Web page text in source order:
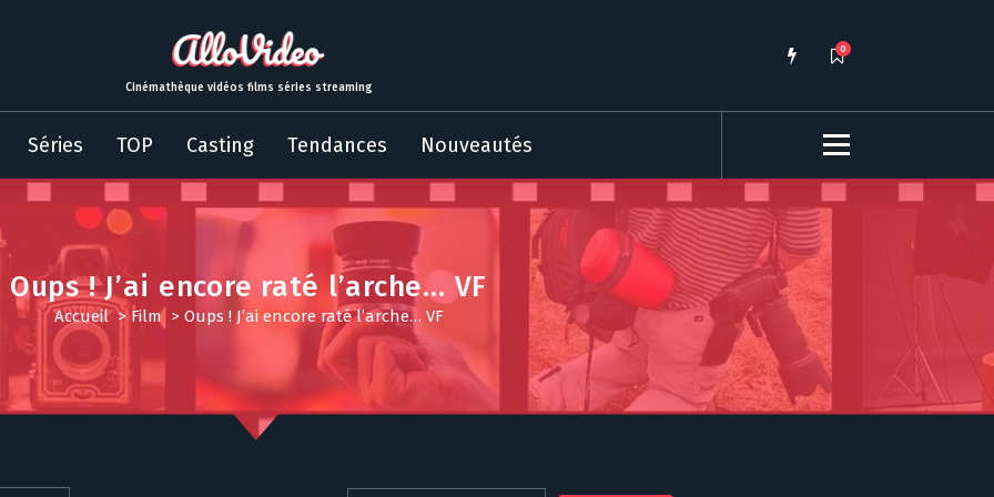
Cinémathèque vidéos films séries streaming
0
Séries TOP Casting Tendances Nouveautés
Oups ! J’ai encore raté l’arche… VF
Accueil> Film> Oups ! J’ai encore raté l’arche… VF